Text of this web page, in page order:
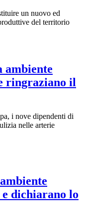
un nuovo ed
del territorio
ambiente
ringraziano il
i nove dipendenti di
nelle arterie
dichiarano lo